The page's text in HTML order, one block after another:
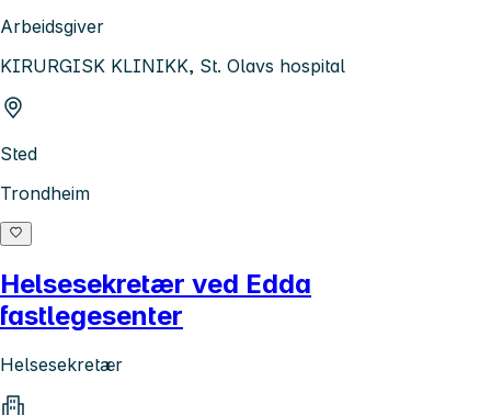
Arbeidsgiver
KIRURGISK KLINIKK, St. Olavs hospital
Sted
Trondheim
Helsesekretær ved Edda
fastlegesenter
Helsesekretær